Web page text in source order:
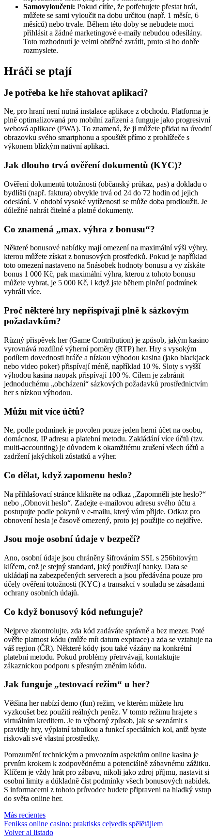
Samovyloučení: Pokud cítíte, že potřebujete přestat hrát,
můžete se sami vyloučit na dobu určitou (např. 1 měsíc, 6
měsíců) nebo trvale. Během této doby se nebudete moci
přihlásit a žádné marketingové e-maily nebudou odesílány.
Toto rozhodnutí je velmi obtížné zvrátit, proto si ho dobře
rozmyslete.
Hráči se ptají
Je potřeba ke hře stahovat aplikaci?
Ne, pro hraní není nutná instalace aplikace z obchodu. Platforma je
plně optimalizovaná pro mobilní zařízení a funguje jako progresivní
webová aplikace (PWA). To znamená, že ji můžete přidat na úvodní
obrazovku svého smartphonu a spouštět přímo z prohlížeče s
výkonem blízkým nativní aplikaci.
Jak dlouho trvá ověření dokumentů (KYC)?
Ověření dokumentů totožnosti (občanský průkaz, pas) a dokladu o
bydlišti (např. faktura) obvykle trvá od 24 do 72 hodin od jejich
odeslání. V období vysoké vytíženosti se může doba prodloužit. Je
důležité nahrát čitelné a platné dokumenty.
Co znamená „max. výhra z bonusu“?
Některé bonusové nabídky mají omezení na maximální výši výhry,
kterou můžete získat z bonusových prostředků. Pokud je například
toto omezení nastaveno na 5násobek hodnoty bonusu a vy získáte
bonus 1 000 Kč, pak maximální výhra, kterou z tohoto bonusu
můžete vybrat, je 5 000 Kč, i když jste během plnění podmínek
vyhráli více.
Proč některé hry nepřispívají plně k sázkovým
požadavkům?
Různý přispěvek her (Game Contribution) je způsob, jakým kasino
vyrovnává rozdílné výherní poměry (RTP) her. Hry s vysokým
podílem dovednosti hráče a nízkou výhodou kasina (jako blackjack
nebo video poker) přispívají méně, například 10 %. Sloty s vyšší
výhodou kasina naopak přispívají 100 %. Cílem je zabránit
jednoduchému „obcházení“ sázkových požadavků prostřednictvím
her s nízkou výhodou.
Můžu mít více účtů?
Ne, podle podmínek je povolen pouze jeden herní účet na osobu,
domácnost, IP adresu a platební metodu. Zakládání více účtů (tzv.
multi-accounting) je důvodem k okamžitému zrušení všech účtů a
zadržení jakýchkoli zůstatků a výher.
Co dělat, když zapomenu heslo?
Na přihlašovací stránce klikněte na odkaz „Zapomněli jste heslo?“
nebo „Obnovit heslo“. Zadejte e-mailovou adresu svého účtu a
postupujte podle pokynů v e-mailu, který vám přijde. Odkaz pro
obnovení hesla je časově omezený, proto jej použijte co nejdříve.
Jsou moje osobní údaje v bezpečí?
Ano, osobní údaje jsou chráněny šifrováním SSL s 256bitovým
klíčem, což je stejný standard, jaký používají banky. Data se
ukládají na zabezpečených serverech a jsou předávána pouze pro
účely ověření totožnosti (KYC) a transakcí v souladu se zásadami
ochrany osobních údajů.
Co když bonusový kód nefunguje?
Nejprve zkontrolujte, zda kód zadáváte správně a bez mezer. Poté
ověřte platnost kódu (může mít datum expirace) a zda se vztahuje na
váš region (ČR). Některé kódy jsou také vázány na konkrétní
platební metodu. Pokud problémy přetrvávají, kontaktujte
zákaznickou podporu s přesným zněním kódu.
Jak funguje „testovací režim“ u her?
Většina her nabízí demo (fun) režim, ve kterém můžete hru
vyzkoušet bez použití reálných peněz. V tomto režimu hrajete s
virtuálním kreditem. Je to výborný způsob, jak se seznámit s
pravidly hry, výplatní tabulkou a funkcí speciálních kol, aniž byste
riskovali své vlastní prostředky.
Porozumění technickým a provozním aspektům online kasina je
prvním krokem k zodpovědnému a potenciálně zábavnému zážitku.
Klíčem je vždy hrát pro zábavu, nikoli jako zdroj příjmu, nastavit si
osobní limity a důkladně číst podmínky všech bonusových nabídek.
S informacemi z tohoto průvodce budete připraveni na hladký vstup
do světa online her.
Más recientes
Fenikss online casino: praktisks ceļvedis spēlētājiem
Volver al listado